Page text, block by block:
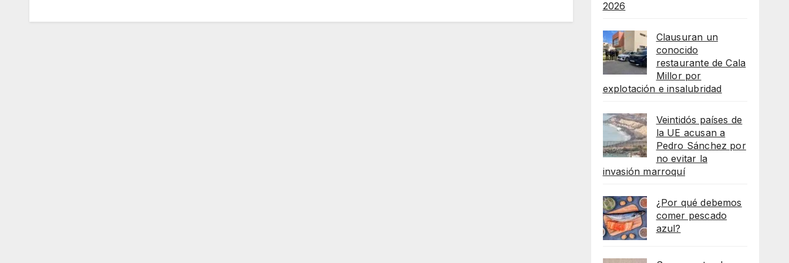
2026
Clausuran un
conocido
restaurante de Cala
Millor por
explotación e insalubridad
Veintidós países de
la UE acusan a
Pedro Sánchez por
no evitar la
invasión marroquí
¿Por qué debemos
comer pescado
azul?